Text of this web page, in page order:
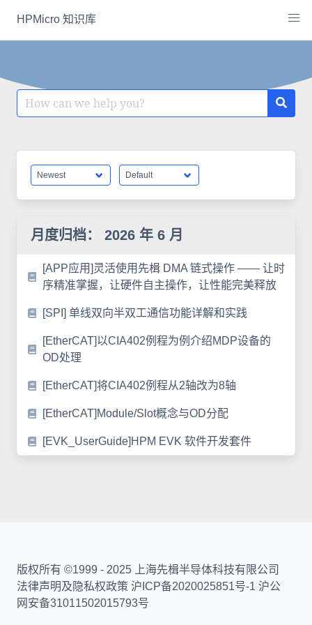
content
HPMicro 知识库
Search
for:
月度归档： 2026 年 6 月
[APP应用]灵活使用先楫 DMA 链式操作 —— 让时
序精准掌握，让硬件自主操作，让性能完美释放
[SPI] 单线双向半双工通信功能详解和实践
[EtherCAT]以CIA402例程为例介绍MDP设备的
OD处理
[EtherCAT]将CIA402例程从2轴改为8轴
[EtherCAT]Module/Slot概念与OD分配
[EVK_UserGuide]HPM EVK 软件开发套件
版权所有 ©1999 - 2025 上海先楫半导体科技有限公司
法律声明及隐私权政策 沪ICP备2020025851号-1 沪公
网安备31011502015793号